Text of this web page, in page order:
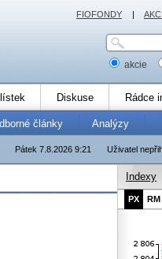
akcie
Diskuse Rádce
články Analýzy
Uživatel
Pátek 7.8.2026 9:21
Indexy
PX RM
FIOFONDY |